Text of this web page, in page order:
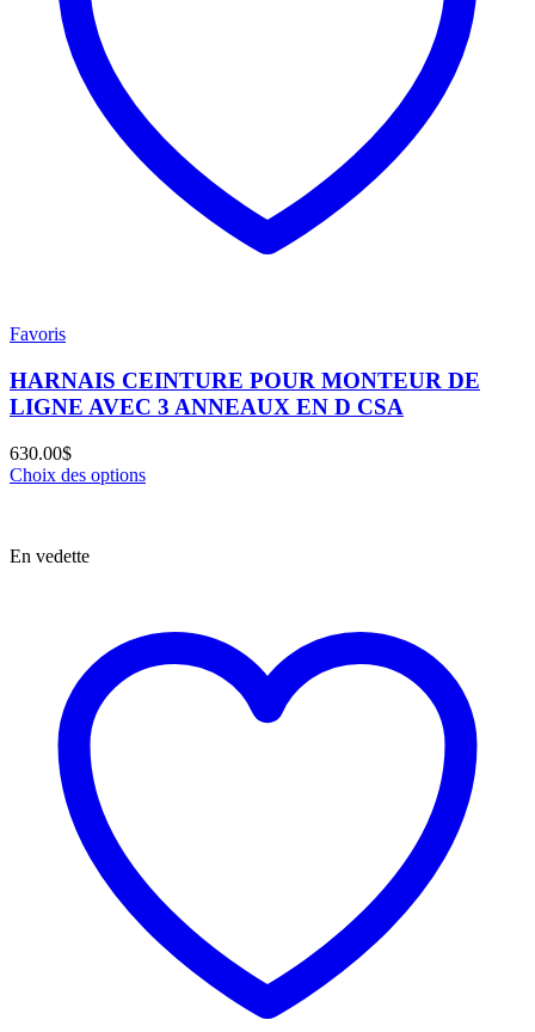
Favoris
HARNAIS CEINTURE POUR MONTEUR DE
LIGNE AVEC 3 ANNEAUX EN D CSA
630.00$
Choix des options
En vedette